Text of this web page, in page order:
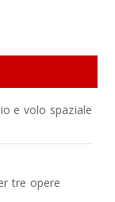
e volo spaziale
tre opere